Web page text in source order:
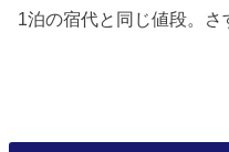
1泊の宿代と同じ値段。さ